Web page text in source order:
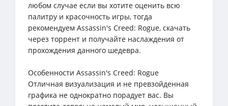
любом случае если вы хотите оценить всю
палитру и красочность игры, тогда
рекомендуем Assassin's Creed: Rogue, скачать
через торрент и получайте наслаждения от
прохождения данного шедевра.
Особенности Assassin's Creed: Rogue
Отличная визуализация и не превзойденная
графика не однократно порадует вас. Вы